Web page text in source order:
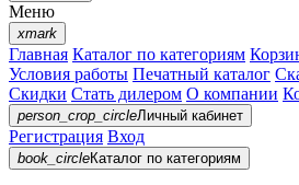
Меню
xmark
Главная Каталог по категориям
Условия работы Печатный каталог
Скидки Стать дилером О компании
person_crop_circleЛичный кабинет
Регистрация Вход
book_circleКаталог по категориям